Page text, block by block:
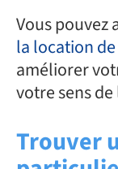
Vous pouvez
la location
améliorer
votre sens
Trouver